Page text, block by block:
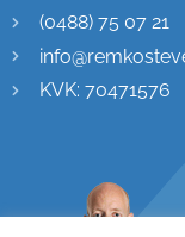
(0488) 75 07 21
KVK: 70471576